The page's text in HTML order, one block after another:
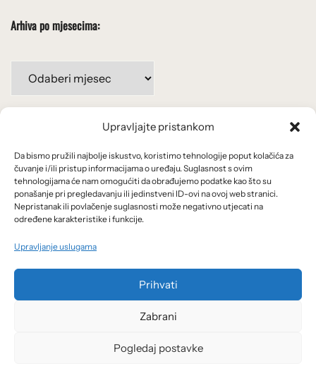
Upravljajte pristankom
Da bismo pružili najbolje iskustvo, koristimo tehnologije poput kolačića za
čuvanje i/ili pristup informacijama o uređaju. Suglasnost s ovim
tehnologijama će nam omogućiti da obrađujemo podatke kao što su
ponašanje pri pregledavanju ili jedinstveni ID-ovi na ovoj web stranici.
Nepristanak ili povlačenje suglasnosti može negativno utjecati na
određene karakteristike i funkcije.
Upravljanje uslugama
Prihvati
Zabrani
Pogledaj postavke
Arhiva po mjesecima:
mjesecima:
Uvjeti korištenja
Politika privatnosti
Kolačići